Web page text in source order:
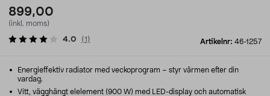
899,00
(inkl. moms)
Artikelnr: 46-1257
4.0 (1 )
Energieffektiv radiator med veckoprogram – styr värmen efter din
vardag.
Vitt, vägghängt elelement (900 W) med LED-display och automatisk